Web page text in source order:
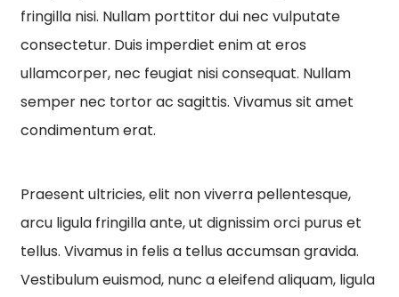
fringilla nisi. Nullam porttitor dui nec vulputate
consectetur. Duis imperdiet enim at eros
ullamcorper, nec feugiat nisi consequat. Nullam
semper nec tortor ac sagittis. Vivamus sit amet
condimentum erat.
Praesent ultricies, elit non viverra pellentesque,
arcu ligula fringilla ante, ut dignissim orci purus et
tellus. Vivamus in felis a tellus accumsan gravida.
Vestibulum euismod, nunc a eleifend aliquam, ligula